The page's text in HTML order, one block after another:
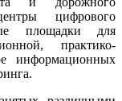
цифрового
площадки для
практико-
информационных